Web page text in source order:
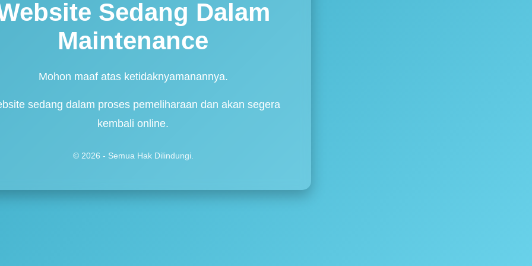
Sedang Dalam
Maintenance
Mohon maaf atas ketidaknyamanannya.
sedang dalam proses pemeliharaan dan akan segera
kembali online.
© 2026 - Semua Hak Dilindungi.